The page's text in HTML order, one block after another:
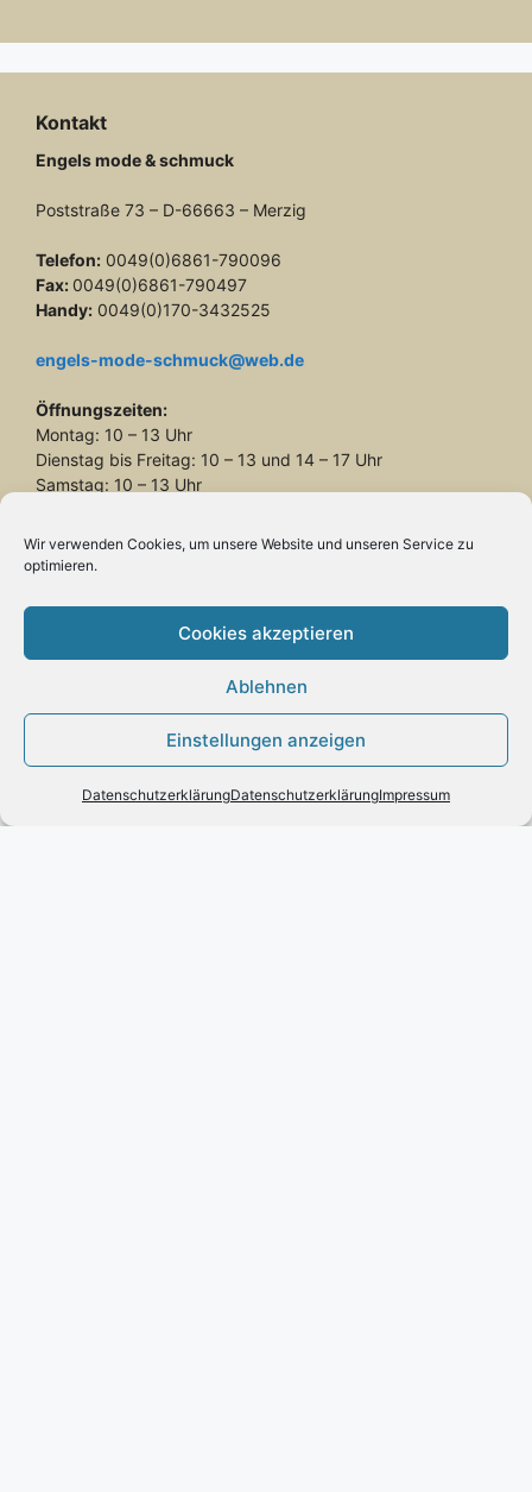
Wir verwenden Cookies, um unsere Website und unseren Service zu
optimieren.
Cookies akzeptieren
Ablehnen
Einstellungen anzeigen
DatenschutzerklärungDatenschutzerklärungImpressum
Kontakt
Engels mode & schmuck
Poststraße 73 – D-66663 – Merzig
Telefon: 0049(0)6861-790096
Fax: 0049(0)6861-790497
Handy: 0049(0)170-3432525
engels-mode-schmuck@web.de
Öffnungszeiten:
Montag: 10 – 13 Uhr
Dienstag bis Freitag: 10 – 13 und 14 – 17 Uhr
Samstag: 10 – 13 Uhr
Vertrag widerrufen